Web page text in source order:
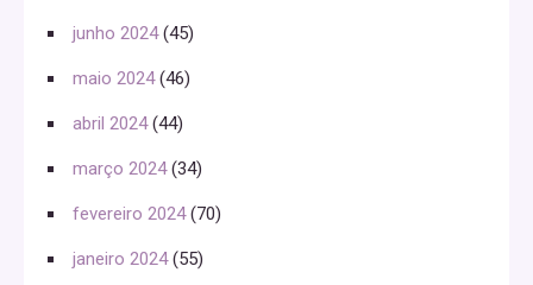
junho 2024(45)
maio 2024(46)
abril 2024(44)
março 2024(34)
fevereiro 2024(70)
janeiro 2024(55)